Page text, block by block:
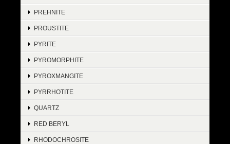
PREHNITE
PROUSTITE
PYRITE
PYROMORPHITE
PYROXMANGITE
PYRRHOTITE
QUARTZ
RED BERYL
RHODOCHROSITE